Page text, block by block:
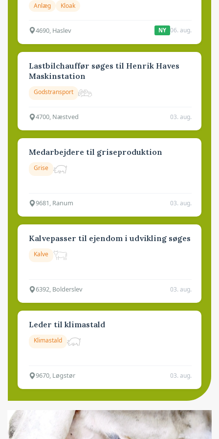
Anlæg Kloak
4690, Haslev NY 06. aug.
Lastbilchauffør søges til Henrik Haves
Maskinstation
Godstransport
4700, Næstved 03. aug.
Medarbejdere til griseproduktion
Grise
9681, Ranum 03. aug.
Kalvepasser til ejendom i udvikling søges
Kalve
6392, Bolderslev 03. aug.
Leder til klimastald
Klimastald
9670, Løgstør 03. aug.